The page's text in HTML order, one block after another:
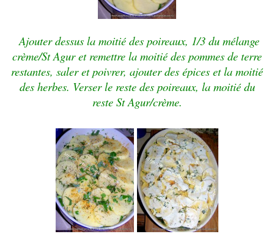
Ajouter dessus la moitié des poireaux, 1/3 du mélange
crème/St Agur et remettre la moitié des pommes de terre
restantes, saler et poivrer, ajouter des épices et la moitié
des herbes. Verser le reste des poireaux, la moitié du
reste St Agur/crème.